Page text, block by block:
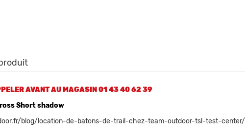
AVANT AU MAGASIN 01 43 40 62 39
Short shadow
blog/location-de-batons-de-trail-chez-team-outdoor-tsl-test-center/